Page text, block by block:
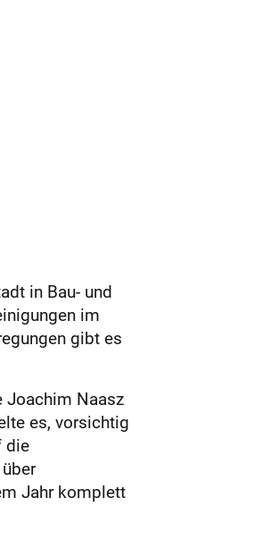
in Bau- und
im
gibt es
Joachim Naasz
es, vorsichtig
die
Jahr komplett